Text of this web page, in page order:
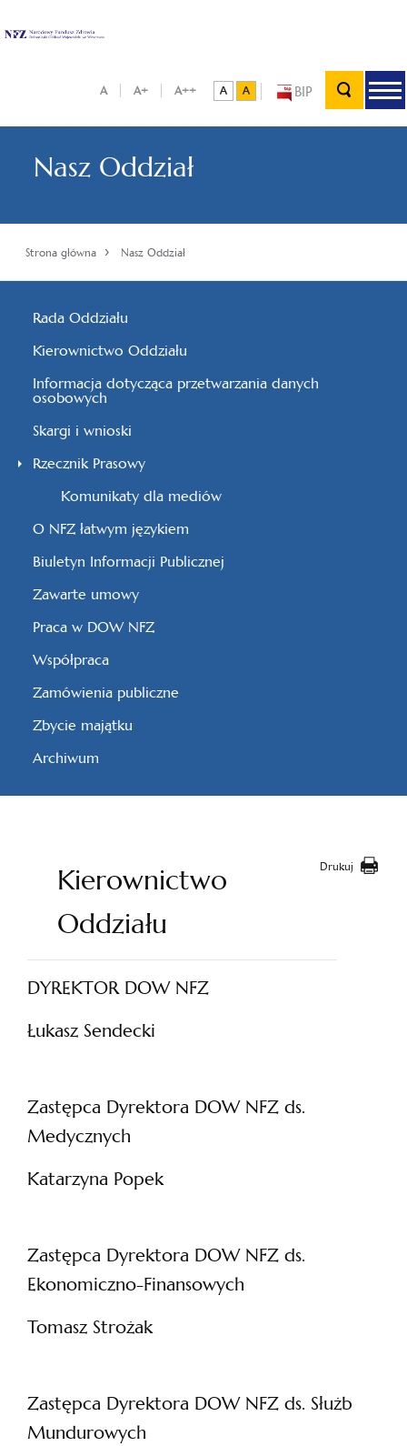
BIP
A A+ A++
Nasz Oddział
Strona główna › Nasz Oddział
Rada Oddziału
Kierownictwo Oddziału
Informacja dotycząca przetwarzania danych
osobowych
Skargi i wnioski
Rzecznik Prasowy
Komunikaty dla mediów
O NFZ łatwym językiem
Biuletyn Informacji Publicznej
Zawarte umowy
Praca w DOW NFZ
Współpraca
Zamówienia publiczne
Zbycie majątku
Archiwum
Drukuj
Kierownictwo
Oddziału
DYREKTOR DOW NFZ
Łukasz Sendecki
Zastępca Dyrektora DOW NFZ ds.
Medycznych
Katarzyna Popek
Zastępca Dyrektora DOW NFZ ds.
Ekonomiczno-Finansowych
Tomasz Strożak
Zastępca Dyrektora DOW NFZ ds. Służb
Mundurowych